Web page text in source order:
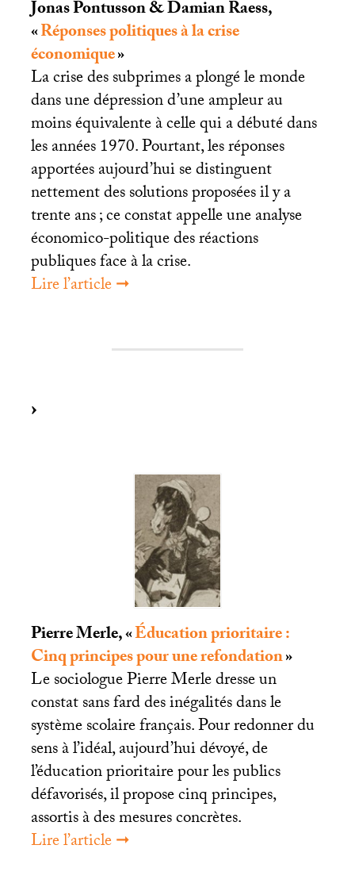
Jonas Pontusson & Damian Raess,
«Réponses politiques à la crise
économique»
La crise des subprimes a plongé le monde
dans une dépression d’une ampleur au
moins équivalente à celle qui a débuté dans
les années 1970. Pourtant, les réponses
apportées aujourd’hui se distinguent
nettement des solutions proposées il y a
trente ans; ce constat appelle une analyse
économico-politique des réactions
publiques face à la crise.
Lire l’article ➞
Pierre Merle, «Éducation prioritaire :
Cinq principes pour une refondation»
Le sociologue Pierre Merle dresse un
constat sans fard des inégalités dans le
système scolaire français. Pour redonner du
sens à l’idéal, aujourd’hui dévoyé, de
l’éducation prioritaire pour les publics
défavorisés, il propose cinq principes,
assortis à des mesures concrètes.
Lire l’article ➞